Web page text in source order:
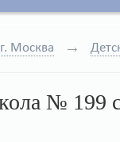
Москва
№ 199